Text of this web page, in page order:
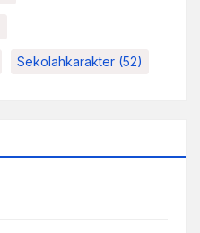
Sekolahkarakter (52)